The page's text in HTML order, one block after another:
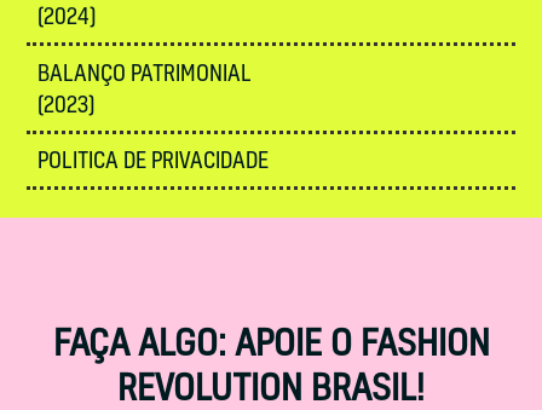
(2024)
BALANÇO PATRIMONIAL
(2023)
POLITICA DE PRIVACIDADE
FAÇA ALGO: APOIE O FASHION
REVOLUTION BRASIL!